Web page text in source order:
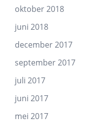
oktober 2018
juni 2018
december 2017
september 2017
juli 2017
juni 2017
mei 2017